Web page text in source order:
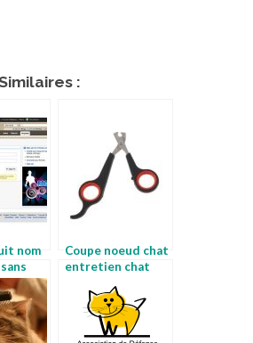
:
nom
Coupe noeud chat
entretien chat